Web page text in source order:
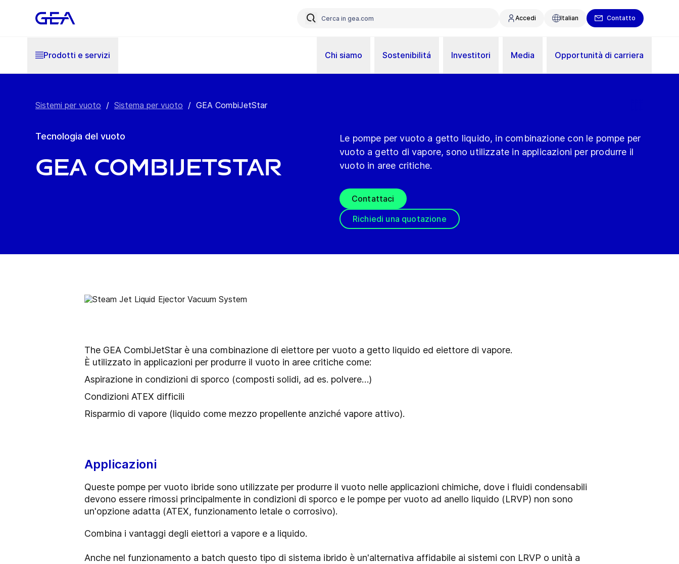
Accedi Italian Contatto
Prodotti e servizi Chi siamo Sostenibilitá Investitori Media Opportunità di carriera
Sistemi per vuoto / Sistema per vuoto / GEA CombiJetStar
Tecnologia del vuoto
GEA CombiJetStar
Le pompe per vuoto a getto liquido, in combinazione con le pompe per
vuoto a getto di vapore, sono utilizzate in applicazioni per produrre il
vuoto in aree critiche.
Contattaci
Richiedi una quotazione
The GEA CombiJetStar è una combinazione di eiettore per vuoto a getto liquido ed eiettore di vapore.
È utilizzato in applicazioni per produrre il vuoto in aree critiche come:
Aspirazione in condizioni di sporco (composti solidi, ad es. polvere…)
Condizioni ATEX difficili
Risparmio di vapore (liquido come mezzo propellente anziché vapore attivo).
Applicazioni
Queste pompe per vuoto ibride sono utilizzate per produrre il vuoto nelle applicazioni chimiche, dove i fluidi condensabili
devono essere rimossi principalmente in condizioni di sporco e le pompe per vuoto ad anello liquido (LRVP) non sono
un'opzione adatta (ATEX, funzionamento letale o corrosivo).
Combina i vantaggi degli eiettori a vapore e a liquido.
Anche nel funzionamento a batch questo tipo di sistema ibrido è un'alternativa affidabile ai sistemi con LRVP o unità a